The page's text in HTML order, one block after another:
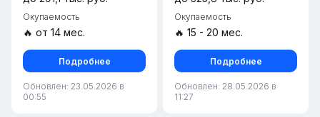
Окупаемость
🔥 от 14 мес.
Подробнее
Обновлен: 23.05.2026 в
00:55
Окупаемость
🔥 15 - 20 мес.
Подробнее
Обновлен: 28.05.2026 в
11:27